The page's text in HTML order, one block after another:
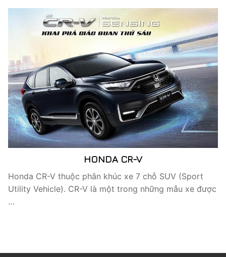
HONDA CR-V
Honda CR-V thuộc phân khúc xe 7 chỗ SUV (Sport
Utility Vehicle). CR-V là một trong những mẫu xe được
…